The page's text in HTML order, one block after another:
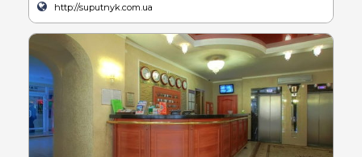
http://suputnyk.com.ua